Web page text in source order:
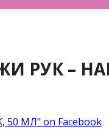
–
МЛ" on Facebook